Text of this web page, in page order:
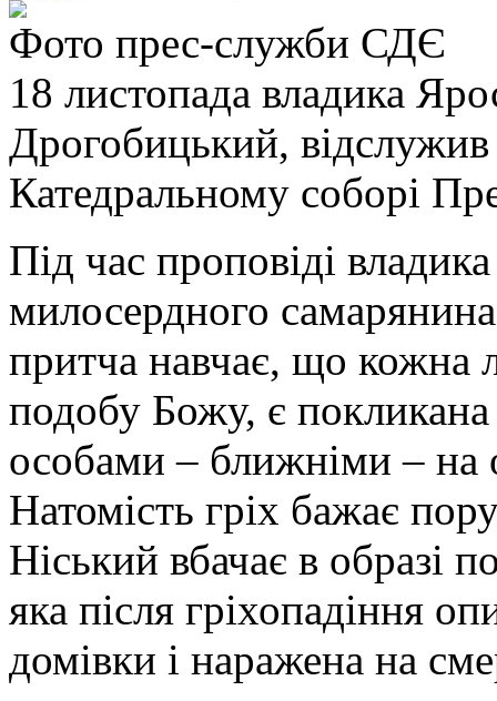
Фото прес-служби СДЄ
18 листопада владика
Дрогобицький,
Катедральному соборі
Під час проповіді
милосердного
притча навчає, що кожна
подобу Божу, є
особами – ближніми – на
Натомість гріх бажає
Ніський вбачає в образі
яка після гріхопадіння
домівки і наражена на